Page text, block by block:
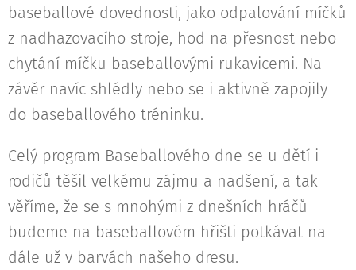
baseballové dovednosti, jako odpalování míčků
z nadhazovacího stroje, hod na přesnost nebo
chytání míčku baseballovými rukavicemi. Na
závěr navíc shlédly nebo se i aktivně zapojily
do baseballového tréninku.
Celý program Baseballového dne se u dětí i
rodičů těšil velkému zájmu a nadšení, a tak
věříme, že se s mnohými z dnešních hráčů
budeme na baseballovém hřišti potkávat na
dále už v barvách našeho dresu.